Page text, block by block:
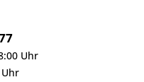
Uhr
Uhr